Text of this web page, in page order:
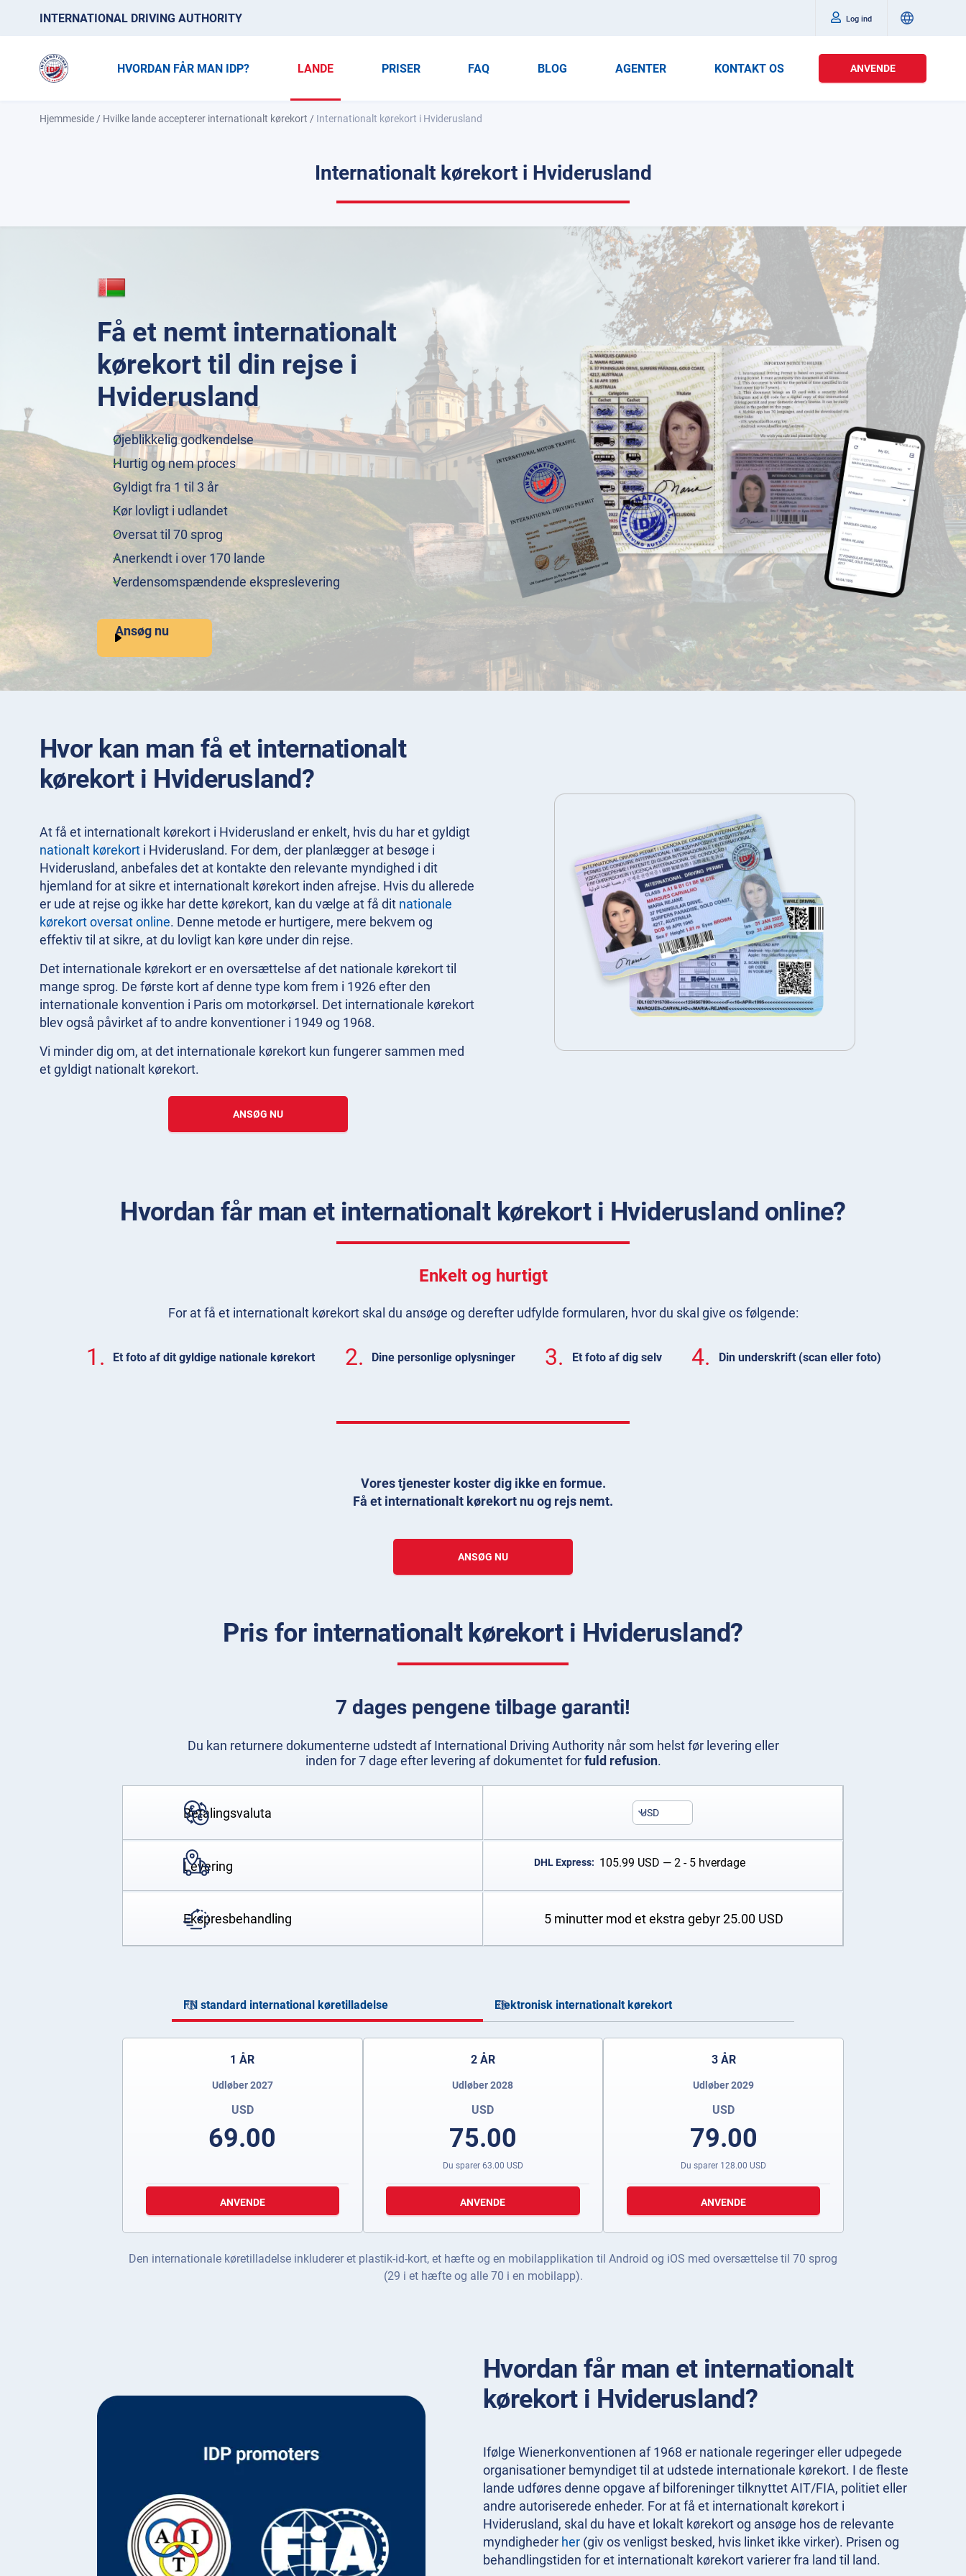
INTERNATIONAL DRIVING AUTHORITY Log ind
HVORDAN FÅR MAN IDP? LANDE PRISER FAQ BLOG AGENTER KONTAKT OS ANVENDE
Hjemmeside / Hvilke lande accepterer internationalt kørekort / Internationalt kørekort i Hviderusland
Internationalt kørekort i Hviderusland
Få et nemt internationalt
kørekort til din rejse i
Hviderusland
Øjeblikkelig godkendelse
Hurtig og nem proces
Gyldigt fra 1 til 3 år
Kør lovligt i udlandet
Oversat til 70 sprog
Anerkendt i over 170 lande
Verdensomspændende ekspreslevering
Ansøg nu
Hvor kan man få et internationalt
kørekort i Hviderusland?
At få et internationalt kørekort i Hviderusland er enkelt, hvis du har et gyldigt
nationalt kørekort i Hviderusland. For dem, der planlægger at besøge i
Hviderusland, anbefales det at kontakte den relevante myndighed i dit
hjemland for at sikre et internationalt kørekort inden afrejse. Hvis du allerede
er ude at rejse og ikke har dette kørekort, kan du vælge at få dit nationale
kørekort oversat online. Denne metode er hurtigere, mere bekvem og
effektiv til at sikre, at du lovligt kan køre under din rejse.
Det internationale kørekort er en oversættelse af det nationale kørekort til
mange sprog. De første kort af denne type kom frem i 1926 efter den
internationale konvention i Paris om motorkørsel. Det internationale kørekort
blev også påvirket af to andre konventioner i 1949 og 1968.
Vi minder dig om, at det internationale kørekort kun fungerer sammen med
et gyldigt nationalt kørekort.
ANSØG NU
Hvordan får man et internationalt kørekort i Hviderusland online?
Enkelt og hurtigt
For at få et internationalt kørekort skal du ansøge og derefter udfylde formularen, hvor du skal give os følgende:
1. Et foto af dit gyldige nationale kørekort 2. Dine personlige oplysninger 3. Et foto af dig selv 4. Din underskrift (scan eller foto)
Vores tjenester koster dig ikke en formue.
Få et internationalt kørekort nu og rejs nemt.
ANSØG NU
Pris for internationalt kørekort i Hviderusland?
7 dages pengene tilbage garanti!
Du kan returnere dokumenterne udstedt af International Driving Authority når som helst før levering eller
inden for 7 dage efter levering af dokumentet forfuld refusion.
Betalingsvaluta USD
Levering DHL Express: 105.99 USD — 2 - 5 hverdage
Ekspresbehandling 5 minutter mod et ekstra gebyr25.00 USD
FN standard international køretilladelse Elektronisk internationalt kørekort
1 ÅR
Udløber 2027
USD
69.00
ANVENDE
2 ÅR
Udløber 2028
USD
75.00
Du sparer 63.00 USD
ANVENDE
3 ÅR
Udløber 2029
USD
79.00
Du sparer 128.00 USD
ANVENDE
Den internationale køretilladelse inkluderer et plastik-id-kort, et hæfte og en mobilapplikation til Android og iOS med oversættelse til 70 sprog
(29 i et hæfte og alle 70 i en mobilapp).
Hvordan får man et internationalt
kørekort i Hviderusland?
Ifølge Wienerkonventionen af 1968 er nationale regeringer eller udpegede
organisationer bemyndiget til at udstede internationale kørekort. I de fleste
lande udføres denne opgave af bilforeninger tilknyttet AIT/FIA, politiet eller
andre autoriserede enheder. For at få et internationalt kørekort i
Hviderusland, skal du have et lokalt kørekort og ansøge hos de relevante
myndigheder her (giv os venligst besked, hvis linket ikke virker). Prisen og
behandlingstiden for et internationalt kørekort varierer fra land til land.